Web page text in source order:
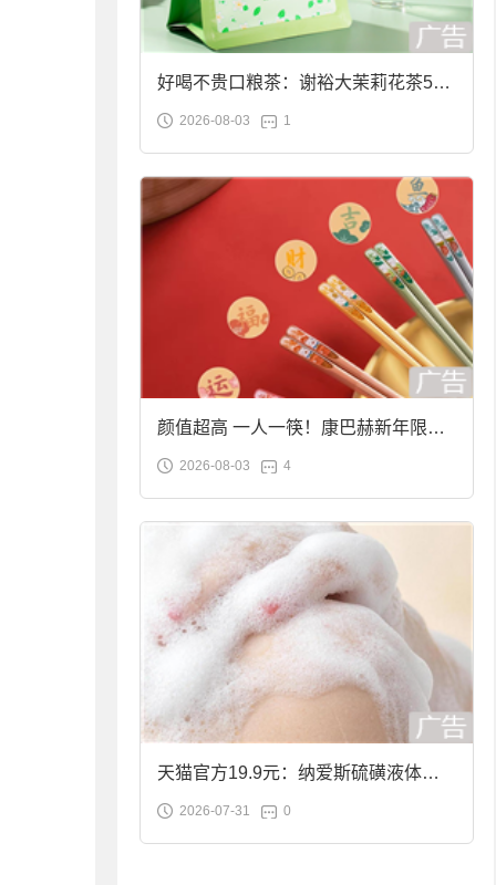
好喝不贵口粮茶：谢裕大茉莉花茶50g
袋装9.9元到手
2026-08-03 1
颜值超高 一人一筷！康巴赫新年限定
合金筷子大促：19.9元
2026-08-03 4
天猫官方19.9元：纳爱斯硫磺液体香
皂2斤大促
2026-07-31 0